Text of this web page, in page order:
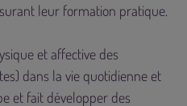
leur formation pratique.
et affective des
dans la vie quotidienne et
et fait développer des